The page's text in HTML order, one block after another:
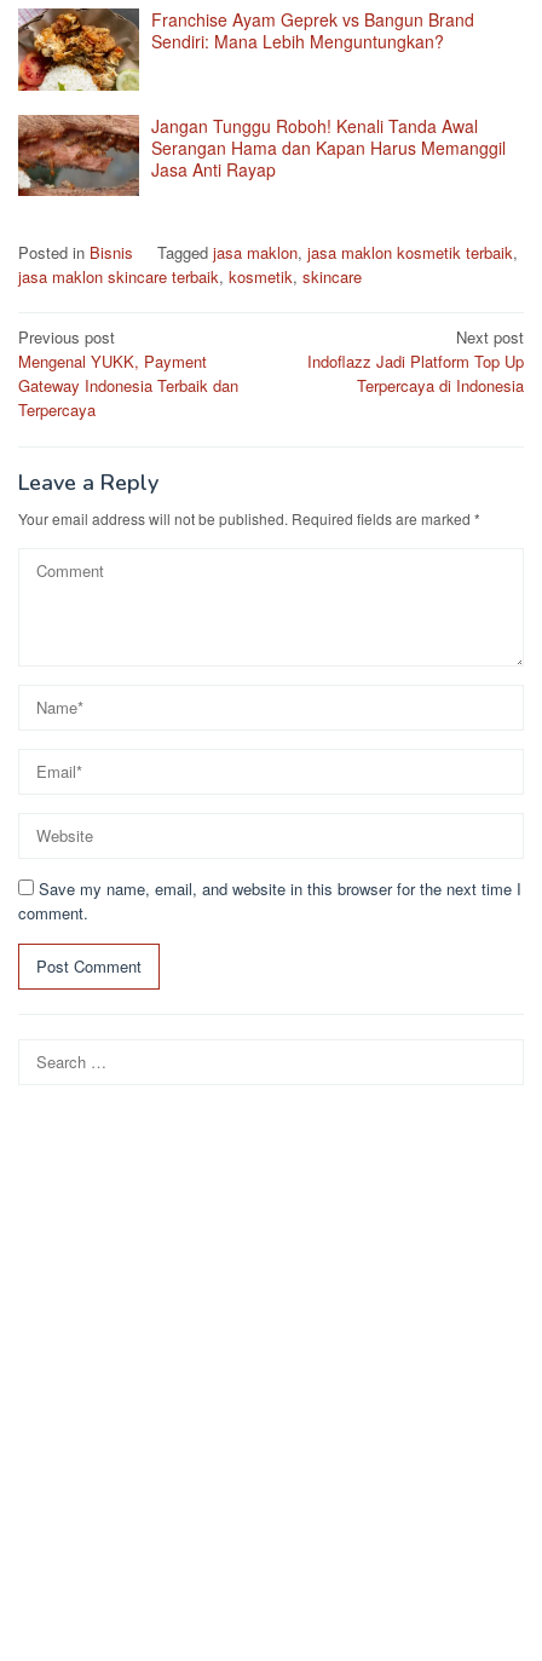
Franchise Ayam Geprek vs Bangun Brand
Sendiri: Mana Lebih Menguntungkan?
Jangan Tunggu Roboh! Kenali Tanda Awal
Serangan Hama dan Kapan Harus Memanggil
Jasa Anti Rayap
Posted in Bisnis Tagged jasa maklon, jasa maklon kosmetik terbaik,
jasa maklon skincare terbaik, kosmetik, skincare
Post
navigation
Previous post
Mengenal YUKK, Payment
Gateway Indonesia Terbaik dan
Terpercaya
Next post
Indoflazz Jadi Platform Top Up
Terpercaya di Indonesia
Leave a Reply
Your email address will not be published. Required fields are marked *
Save my name, email, and website in this browser for the next time I
comment.
Search
for: